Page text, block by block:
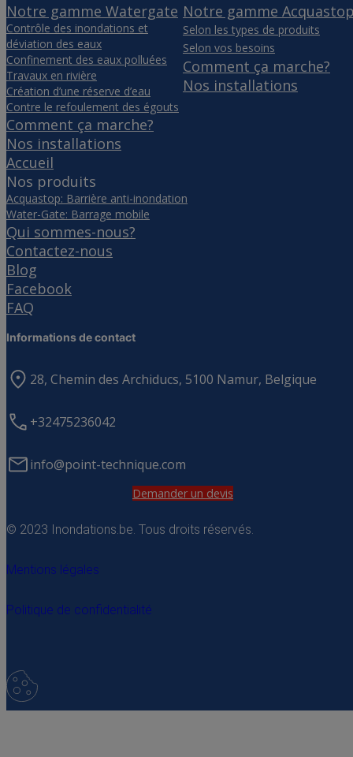
Notre gamme Watergate
Contrôle des inondations et
déviation des eaux
Confinement des eaux polluées
Travaux en rivière
Création d’une réserve d’eau
Contre le refoulement des égouts
Comment ça marche?
Nos installations
Notre gamme
Selon les types de produits
Selon vos besoins
Comment ça marche?
Nos installations
Accueil
Nos produits
Acquastop: Barrière anti-inondation
Water-Gate: Barrage mobile
Qui sommes-nous?
Contactez-nous
Blog
Facebook
FAQ
Informations de contact
28, Chemin des Archiducs, 5100 Namur, Belgique
+32475236042
info@point-technique.com
Demander un devis
© 2023 Inondations.be. Tous droits réservés.
Mentions légales
Politique de confidentialité